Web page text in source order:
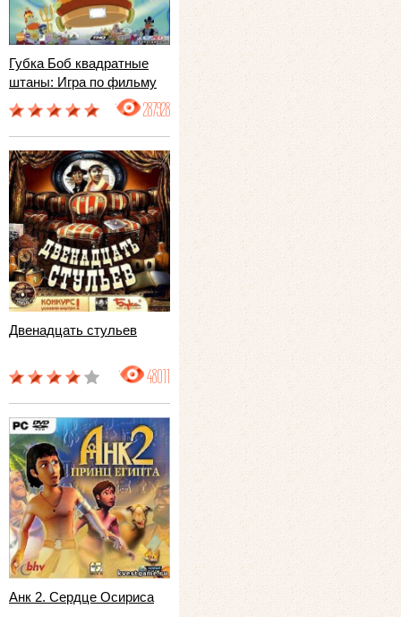
Губка Боб квадратные
штаны: Игра по фильму
287928
Двенадцать стульев
48011
Анк 2. Сердце Осириса